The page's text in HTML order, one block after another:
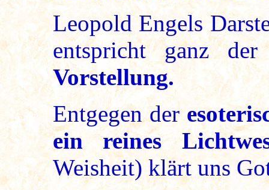
Leopold Engels
entspricht ganz
Vorstellung.
Entgegen der
ein reines
Weisheit) klärt uns